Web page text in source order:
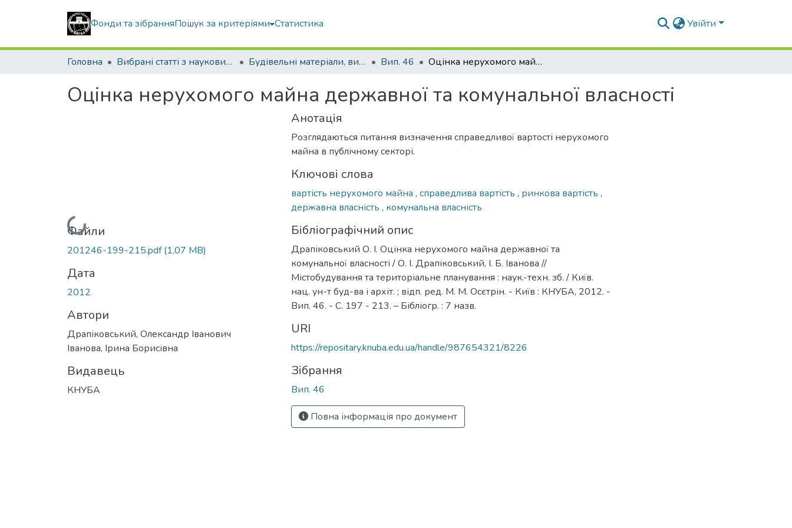
Фонди та зібранняПошук за критеріями Статистика Увійти
Головна Вибрані статті з наукових збірників КНУБА Будівельні матеріали, вироби та санітарна техніка Вип. 46 Оцінка нерухомого майна державної та комунальної власності
Оцінка нерухомого майна державної та комунальної власності
Вантажиться...
Файли
201246-199-215.pdf(1,07 MB)
Дата
2012
Автори
Драпіковський, Олександр Іванович
Іванова, Ірина Борисівна
Видавець
КНУБА
Анотація
Розглядаються питання визначення справедливої вартості нерухомого
майна в публічному секторі.
Ключові слова
вартість нерухомого майна , справедлива вартість , ринкова вартість ,
державна власність , комунальна власність
Бібліографічний опис
Драпіковський О. І. Оцінка нерухомого майна державної та
комунальної власності / О. І. Драпіковський, І. Б. Іванова //
Містобудування та територіальне планування : наук.-техн. зб. / Київ.
нац. ун-т буд-ва і архіт. ; відп. ред. М. М. Осєтрін. - Київ : КНУБА, 2012. -
Вип. 46. - С. 197 - 213. – Бібліогр. : 7 назв.
URI
https://repositary.knuba.edu.ua/handle/987654321/8226
Зібрання
Вип. 46
Повна інформація про документ